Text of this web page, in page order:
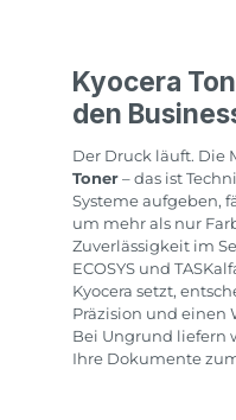
Kyocera
den
Der Druck läuft. Die
Toner – das ist
Systeme aufgeben,
um mehr als nur
Zuverlässigkeit im
ECOSYS und
Kyocera setzt,
Präzision und einen
Bei Ungrund liefern
Ihre Dokumente